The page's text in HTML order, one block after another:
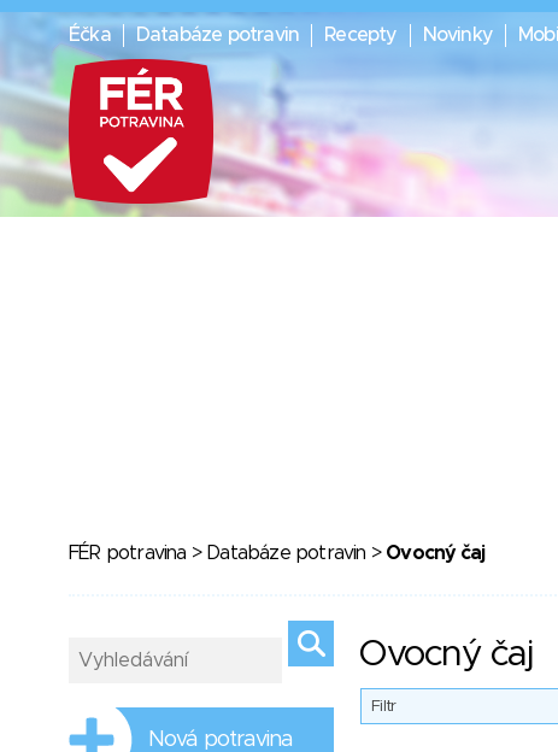
Éčka Databáze potravin Recepty Novinky
FÉR potravina > Databáze potravin > Ovocný čaj
Ovocný čaj
Filtr
Nová potravina